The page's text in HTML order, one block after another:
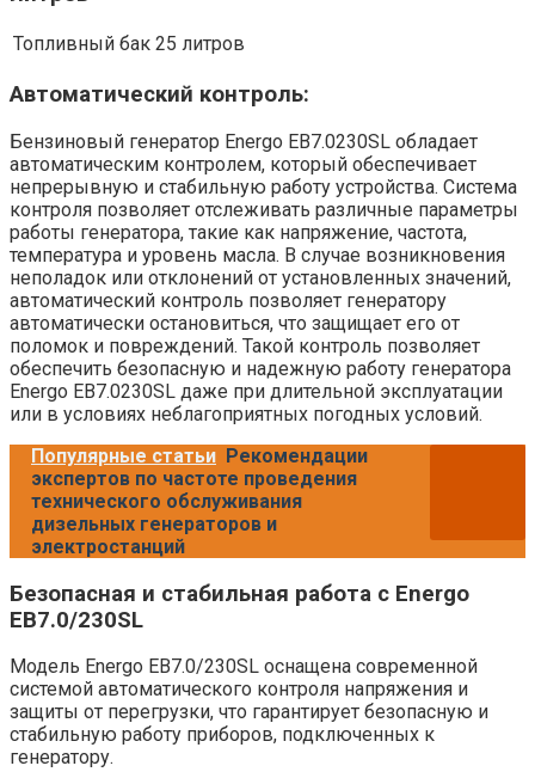
Топливный бак 25 литров
Автоматический контроль:
Бензиновый генератор Energo EB7.0230SL обладает
автоматическим контролем, который обеспечивает
непрерывную и стабильную работу устройства. Система
контроля позволяет отслеживать различные параметры
работы генератора, такие как напряжение, частота,
температура и уровень масла. В случае возникновения
неполадок или отклонений от установленных значений,
автоматический контроль позволяет генератору
автоматически остановиться, что защищает его от
поломок и повреждений. Такой контроль позволяет
обеспечить безопасную и надежную работу генератора
Energo EB7.0230SL даже при длительной эксплуатации
или в условиях неблагоприятных погодных условий.
Популярные статьи Рекомендации
экспертов по частоте проведения
технического обслуживания
дизельных генераторов и
электростанций
Безопасная и стабильная работа с Energo
EB7.0/230SL
Модель Energo EB7.0/230SL оснащена современной
системой автоматического контроля напряжения и
защиты от перегрузки, что гарантирует безопасную и
стабильную работу приборов, подключенных к
генератору.